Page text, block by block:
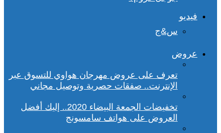
فيديو
س&ج
عروض
تعرف على عروض مهرجان هواوي للتسوق عبر
الإنترنت.. صفقات حصرية وتوصيل مجاني
تخفيضات الجمعة البيضاء 2020.. إليك أفضل
العروض على هواتف سامسونج